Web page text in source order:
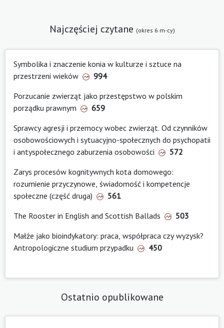
Najczęściej czytane (okres 6 m-cy)
Symbolika i znaczenie konia w kulturze i sztuce na
przestrzeni wieków
994
Porzucanie zwierząt jako przestępstwo w polskim
porządku prawnym
659
Sprawcy agresji i przemocy wobec zwierząt. Od czynników
osobowościowych i sytuacyjno-społecznych do psychopatii
i antyspołecznego zaburzenia osobowości
572
Zarys procesów kognitywnych kota domowego:
rozumienie przyczynowe, świadomość i kompetencje
społeczne (część druga)
561
The Rooster in English and Scottish Ballads
503
Małże jako bioindykatory: praca, współpraca czy wyzysk?
Antropologiczne studium przypadku
450
Ostatnio opublikowane